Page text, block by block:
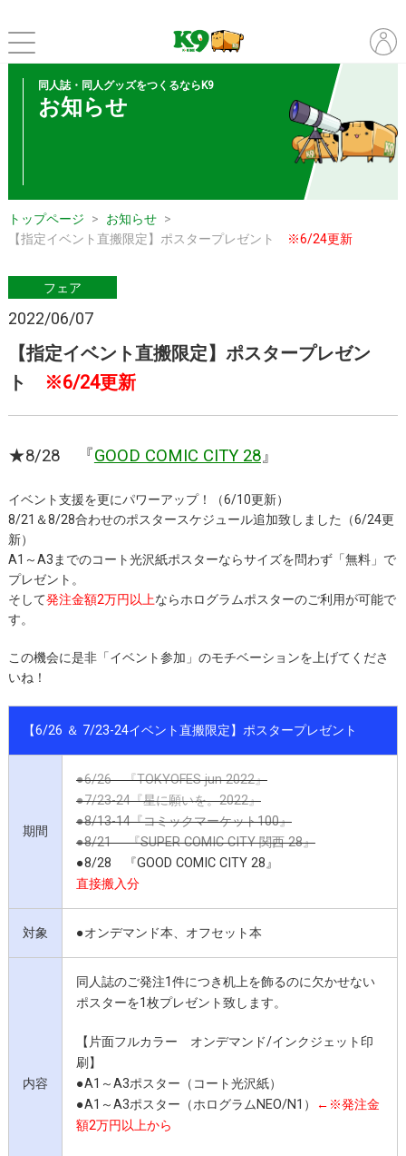
同人誌・同人グッズをつくるならK9
お知らせ
トップページ
お知らせ
【指定イベント直搬限定】ポスタープレゼント
※6/24更新
フェア
2022/06/07
【指定イベント直搬限定】ポスタープレゼン
ト ※6/24更新
★8/28 『GOOD COMIC CITY 28』
イベント支援を更にパワーアップ！（6/10更新）
8/21＆8/28合わせのポスタースケジュール追加致しました（6/24更
新）
A1～A3までのコート光沢紙ポスターならサイズを問わず「無料」で
プレゼント。
そして発注金額2万円以上ならホログラムポスターのご利用が可能で
す。
この機会に是非「イベント参加」のモチベーションを上げてくださ
いね！
【6/26 ＆ 7/23-24イベント直搬限定】ポスタープレゼント
期間
●6/26 『TOKYOFES jun 2022』
●7/23-24『星に願いを。2022』
●8/13-14『コミックマーケット100』
●8/21 『SUPER COMIC CITY 関西 28』
●8/28 『GOOD COMIC CITY 28』
直接搬入分
対象 ●オンデマンド本、オフセット本
内容
同人誌のご発注1件につき机上を飾るのに欠かせない
ポスターを1枚プレゼント致します。
【片面フルカラー オンデマンド/インクジェット印
刷】
●A1～A3ポスター（コート光沢紙）
●A1～A3ポスター（ホログラムNEO/N1）
←※発注金
額2万円以上から